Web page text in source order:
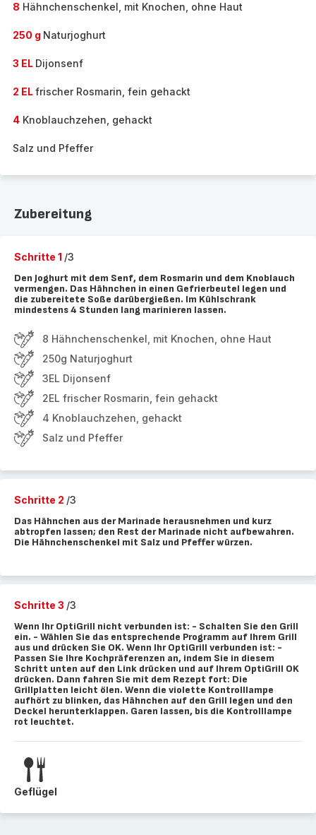
8 Hähnchenschenkel, mit Knochen, ohne Haut
250 g Naturjoghurt
3 EL Dijonsenf
2 ELfrischer Rosmarin, fein gehackt
4 Knoblauchzehen, gehackt
Salz und Pfeffer
Zubereitung
Schritte 1 /3
Den Joghurt mit dem Senf, dem Rosmarin und dem Knoblauch
vermengen. Das Hähnchen in einen Gefrierbeutel legen und
die zubereitete Soße darübergießen. Im Kühlschrank
mindestens 4 Stunden lang marinieren lassen.
8 Hähnchenschenkel, mit Knochen, ohne Haut
250g Naturjoghurt
3EL Dijonsenf
2EL frischer Rosmarin, fein gehackt
4 Knoblauchzehen, gehackt
Salz und Pfeffer
Schritte 2 /3
Das Hähnchen aus der Marinade herausnehmen und kurz
abtropfen lassen; den Rest der Marinade nicht aufbewahren.
Die Hähnchenschenkel mit Salz und Pfeffer würzen.
Schritte 3 /3
Wenn Ihr OptiGrill nicht verbunden ist: - Schalten Sie den Grill
ein. - Wählen Sie das entsprechende Programm auf Ihrem Grill
aus und drücken Sie OK. Wenn Ihr OptiGrill verbunden ist: -
Passen Sie Ihre Kochpräferenzen an, indem Sie in diesem
Schritt unten auf den Link drücken und auf Ihrem OptiGrill OK
drücken. Dann fahren Sie mit dem Rezept fort: Die
Grillplatten leicht ölen. Wenn die violette Kontrolllampe
aufhört zu blinken, das Hähnchen auf den Grill legen und den
Deckel herunterklappen. Garen lassen, bis die Kontrolllampe
rot leuchtet.
Geflügel